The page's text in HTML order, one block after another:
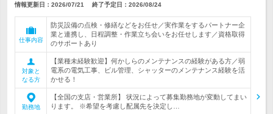
情報更新日：2026/07/21 終了予定日： 2026/08/24
仕事内容
防災設備の点検・修繕などをお任せ／実作業をするパートナー企
業と連携し、日程調整・作業立ち会いをお任せします／資格取得
のサポートあり
対象と
なる方
【業種未経験歓迎】何かしらのメンテナンスの経験がある方／弱
電系の電気工事、ビル管理、シャッターのメンテナンス経験を活
かせる！
勤務地
【全国の支店・営業所】 状況によって募集勤務地が変動してまい
ります。 ※希望を考慮し配属先を決定し…